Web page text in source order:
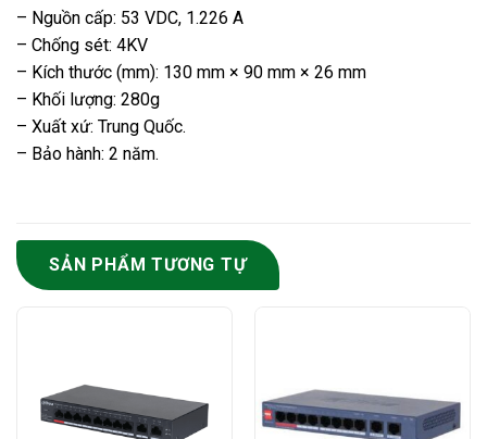
– Nguồn cấp: 53 VDC, 1.226 A
– Chống sét: 4KV
– Kích thước (mm): 130 mm × 90 mm × 26 mm
– Khối lượng: 280g
– Xuất xứ: Trung Quốc.
– Bảo hành: 2 năm.
SẢN PHẨM TƯƠNG TỰ